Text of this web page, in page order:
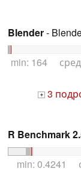
Blender-
min: 164
+ 3
R Benchmark
min: 0.4241